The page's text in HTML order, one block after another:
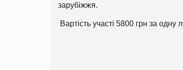
зарубіжжя.
Вартість участі 5800 грн за одну